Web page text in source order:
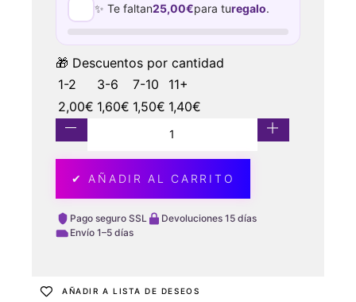
✨ Te faltan25,00€para turegalo.
🎁 Descuentos por cantidad
1-2
3-6 7-10
11+
2,00€ 1,60€ 1,50€ 1,40€
✔ AÑADIR AL CARRITO
Pago seguro SSL
Devoluciones 15 días
Envío 1–5 días
AÑADIR A LISTA DE DESEOS